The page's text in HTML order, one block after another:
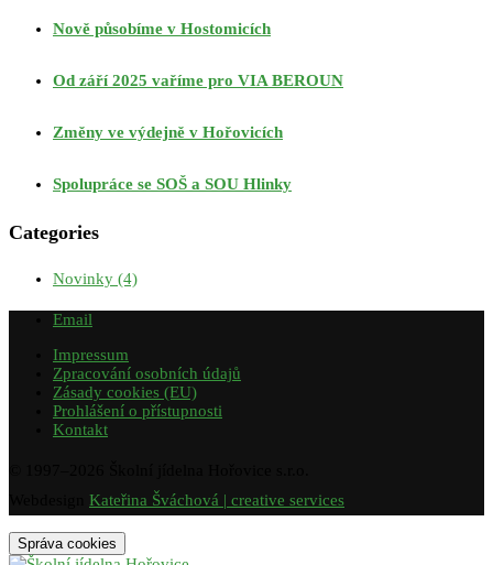
Nově působíme v Hostomicích
Od září 2025 vaříme pro VIA BEROUN
Změny ve výdejně v Hořovicích
Spolupráce se SOŠ a SOU Hlinky
Categories
Novinky (4)
Email
Impressum
Zpracování osobních údajů
Zásady cookies (EU)
Prohlášení o přístupnosti
Kontakt
Kateřina Šváchová | creative services
Správa cookies